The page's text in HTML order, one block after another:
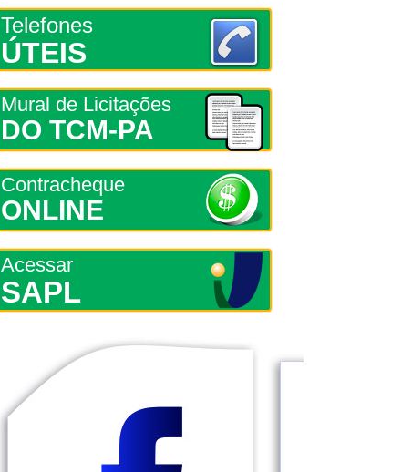
Telefones
ÚTEIS
Mural de Licitações
DO TCM-PA
Contracheque
ONLINE
Acessar
SAPL